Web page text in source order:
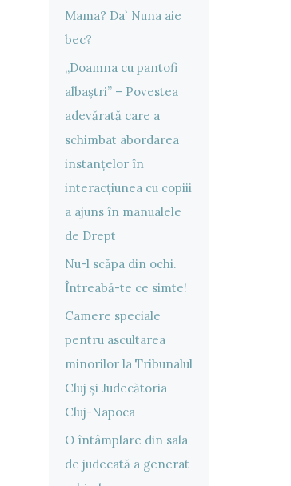
Mama? Da` Nuna aie
bec?
„Doamna cu pantofi
albaștri” – Povestea
adevărată care a
schimbat abordarea
instanțelor în
interacțiunea cu copiii
a ajuns în manualele
de Drept
Nu-l scăpa din ochi.
Întreabă-te ce simte!
Camere speciale
pentru ascultarea
minorilor la Tribunalul
Cluj și Judecătoria
Cluj-Napoca
O întâmplare din sala
de judecată a generat